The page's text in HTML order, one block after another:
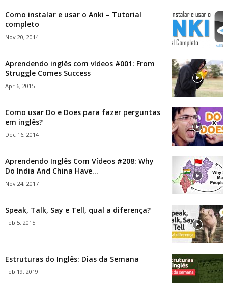
Como instalar e usar o Anki – Tutorial
completo
Nov 20, 2014
Aprendendo inglês com vídeos #001: From
Struggle Comes Success
Apr 6, 2015
Como usar Do e Does para fazer perguntas
em inglês?
Dec 16, 2014
Aprendendo Inglês Com Vídeos #208: Why
Do India And China Have...
Nov 24, 2017
Speak, Talk, Say e Tell, qual a diferença?
Feb 5, 2015
Estruturas do Inglês: Dias da Semana
Feb 19, 2019